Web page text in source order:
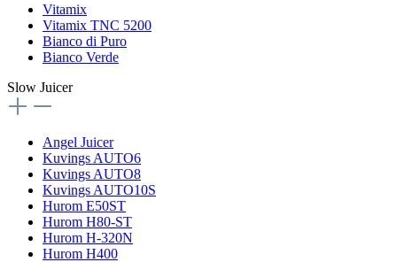
Vitamix
Vitamix TNC 5200
Bianco di Puro
Bianco Verde
Slow Juicer
Angel Juicer
Kuvings AUTO6
Kuvings AUTO8
Kuvings AUTO10S
Hurom E50ST
Hurom H80-ST
Hurom H-320N
Hurom H400